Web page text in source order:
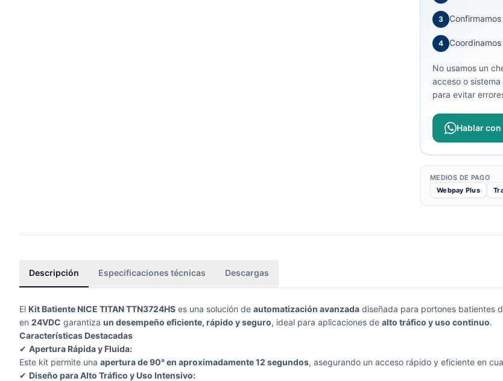
3
4
No usamos un
acceso o
para evitar
Hablar
MEDIOS DE PAGO
Webpay Plus
Descripción Especificaciones técnicas Descargas
El Kit Batiente NICE TITAN TTN3724HS es una solución de automatización avanzada diseñada para portones batientes
en 24VDC garantiza un desempeño eficiente, rápido y seguro, ideal para aplicaciones de alto tráfico y uso continuo.
Características Destacadas
✔ Apertura Rápida y Fluida:
Este kit permite una apertura de 90° en aproximadamente 12 segundos, asegurando un acceso rápido y eficiente en
✔ Diseño para Alto Tráfico y Uso Intensivo: